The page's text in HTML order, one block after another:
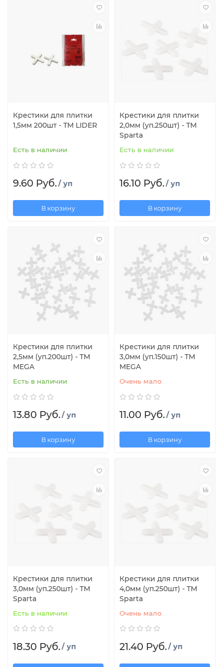
Крестики для плитки
1,5мм 200шт - ТМ LIDER
Есть в наличии
9.60 Руб./ уп
В корзину
Крестики для плитки
2,0мм (уп.250шт) - ТМ
Sparta
Есть в наличии
16.10 Руб./ уп
В корзину
Крестики для плитки
2,5мм (уп.200шт) - TM
MEGA
Есть в наличии
13.80 Руб./ уп
В корзину
Крестики для плитки
3,0мм (уп.150шт) - TM
MEGA
Очень мало
11.00 Руб./ уп
В корзину
Крестики для плитки
3,0мм (уп.250шт) - ТМ
Sparta
Есть в наличии
18.30 Руб./ уп
Крестики для плитки
4,0мм (уп.250шт) - ТМ
Sparta
Очень мало
21.40 Руб./ уп